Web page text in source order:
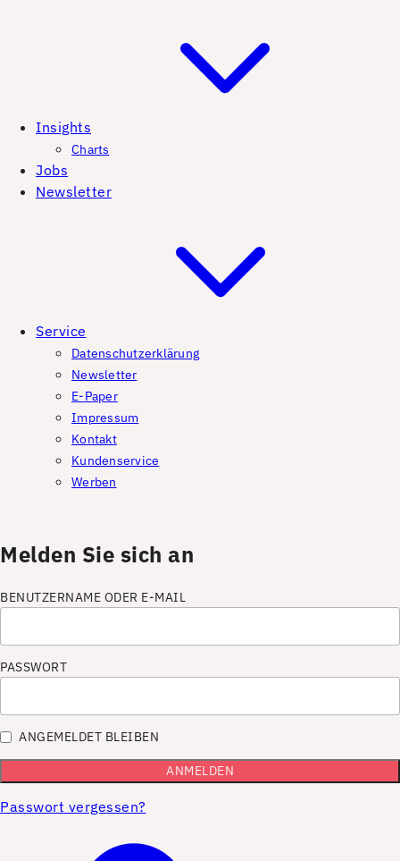
Insights
Charts
Jobs
Newsletter
Service
Datenschutzerklärung
Newsletter
E-Paper
Impressum
Kontakt
Kundenservice
Werben
Melden Sie sich an
BENUTZERNAME ODER E-MAIL
PASSWORT
ANGEMELDET BLEIBEN
Passwort vergessen?